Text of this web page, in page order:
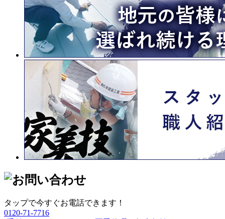
タップで今すぐお電話できます！
0120-71-7716